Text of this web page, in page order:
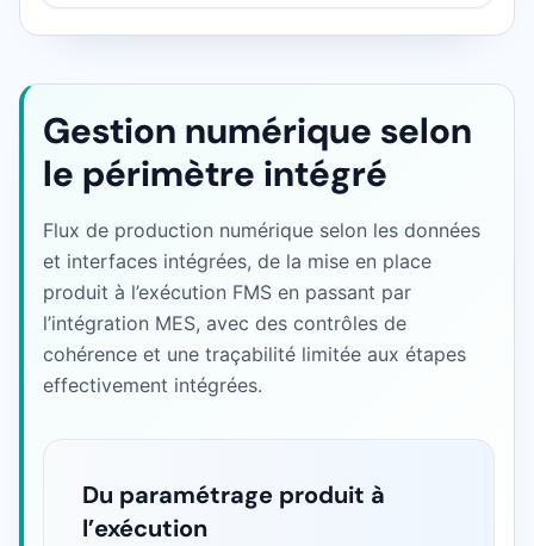
Gestion numérique selon
le périmètre intégré
Flux de production numérique selon les données
et interfaces intégrées, de la mise en place
produit à l’exécution FMS en passant par
l’intégration MES, avec des contrôles de
cohérence et une traçabilité limitée aux étapes
effectivement intégrées.
Du paramétrage produit à
l’exécution